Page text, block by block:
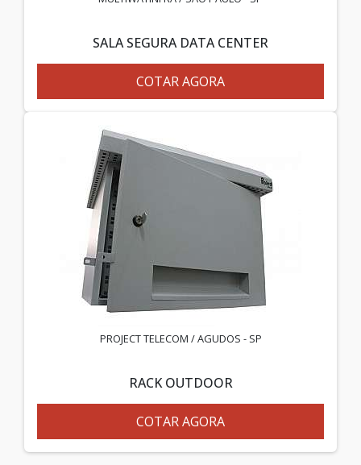
SALA SEGURA DATA CENTER
COTAR AGORA
PROJECT TELECOM / AGUDOS - SP
RACK OUTDOOR
COTAR AGORA